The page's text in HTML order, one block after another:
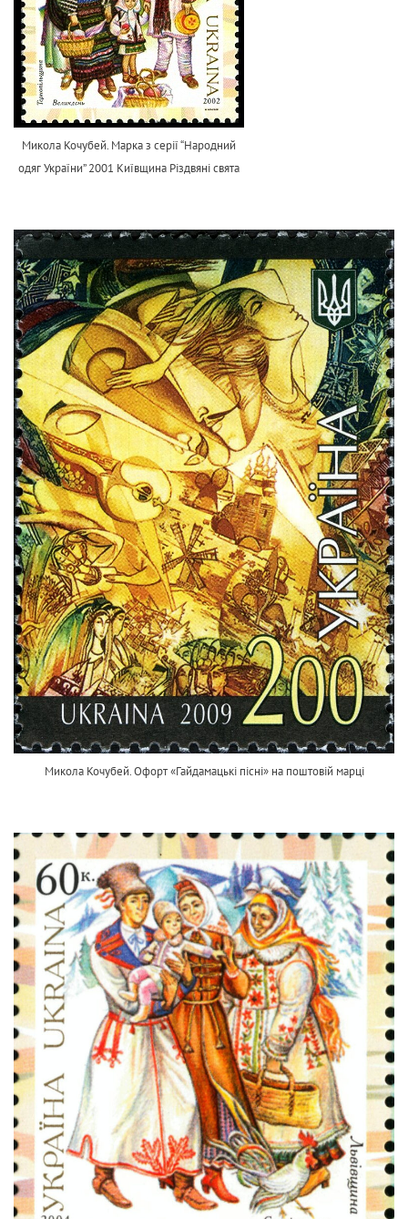
Микола Кочубей. Марка з серії “Народний
одяг України” 2001 Київщина Різдвяні свята
Микола Кочубей. Офорт «Гайдамацькі пісні» на поштовій марці